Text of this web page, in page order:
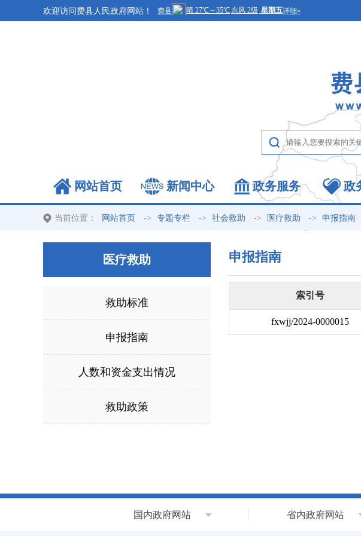
欢迎访问费县人民政府网站！
网站首页 新闻中心 政务服务 政
当前位置： 网站首页 -> 专题专栏 -> 社会救助 -> 医疗救助 -> 申报指南
医疗救助
救助标准
申报指南
人数和资金支出情况
救助政策
申报指南
索引号
fxwjj/2024-0000015
国内政府网站 省内政府网站